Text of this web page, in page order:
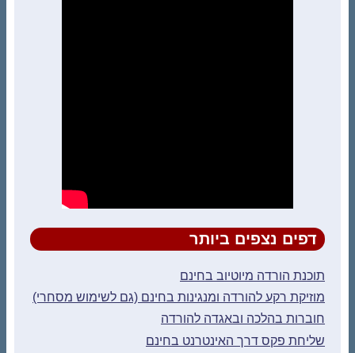
דפים נצפים ביותר
תוכנת הורדה מיוטיוב בחינם
מוזיקת רקע להורדה ומנגינות בחינם (גם לשימוש מסחרי)
חוברות בהלכה ובאגדה להורדה
שליחת פקס דרך האינטרנט בחינם